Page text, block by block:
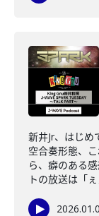
新井Jr、はじ
空合奏形態、
ら、癖のある
トの放送は「